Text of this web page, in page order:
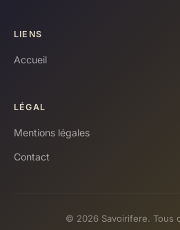
LIENS
Accueil
LÉGAL
Mentions légales
Contact
© 2026 Savoirifere. Tous